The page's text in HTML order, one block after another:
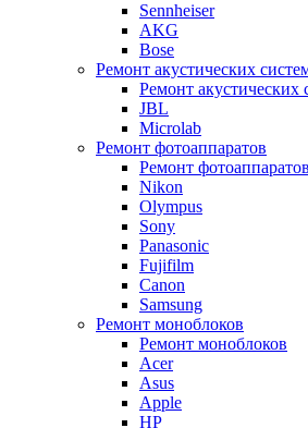
Sennheiser
AKG
Bose
Ремонт акустических
Ремонт акустических
JBL
Microlab
Ремонт фотоаппаратов
Ремонт фотоаппаратов
Nikon
Olympus
Sony
Panasonic
Fujifilm
Canon
Samsung
Ремонт моноблоков
Ремонт моноблоков
Acer
Asus
Apple
HP